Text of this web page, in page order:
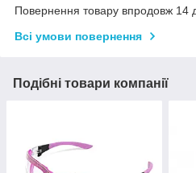
Повернення товару впродовж 14
Всі умови повернення
Подібні товари компанії